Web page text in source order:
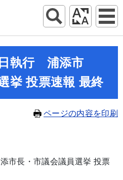
執行 浦添市
挙 投票速報 最終
ページの内容を印刷
市長・市議会議員選挙 投票